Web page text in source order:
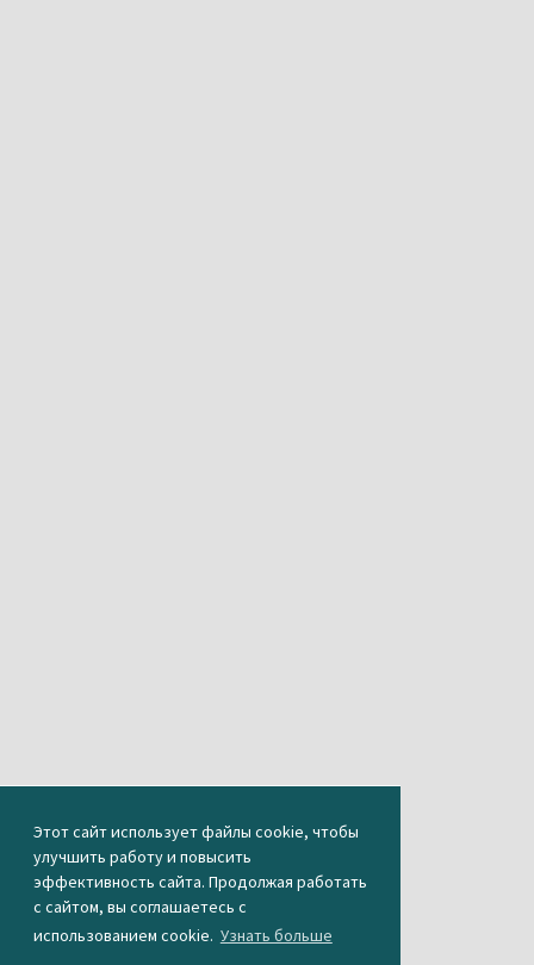
Этот сайт использует файлы cookie, чтобы
улучшить работу и повысить
эффективность сайта. Продолжая работать
с сайтом, вы соглашаетесь с
использованием cookie. Узнать больше